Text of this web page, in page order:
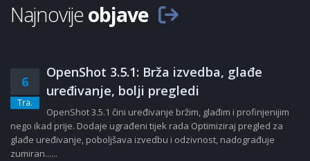
Najnovijeobjave
6
Tra.
OpenShot 3.5.1: Brža izvedba, glađe
uređivanje, bolji pregledi
OpenShot 3.5.1 čini uređivanje bržim, glađim i profinjenijim
nego ikad prije. Dodaje ugrađeni tijek rada Optimiziraj pregled za
glađe uređivanje, poboljšava izvedbu i odzivnost, nadograđuje
zumiran......